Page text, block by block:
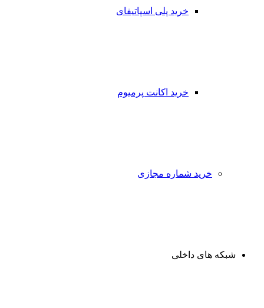
خرید پلی اسپاتیفای
خرید اکانت پرمیوم
خرید شماره مجازی
شبکه های داخلی